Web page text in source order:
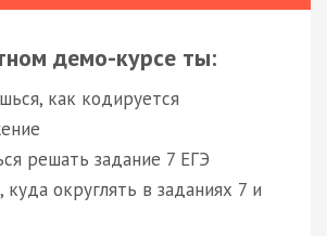
демо-курсе ты:
как кодируется
решать задание 7 ЕГЭ
куда округлять в заданиях 7 и